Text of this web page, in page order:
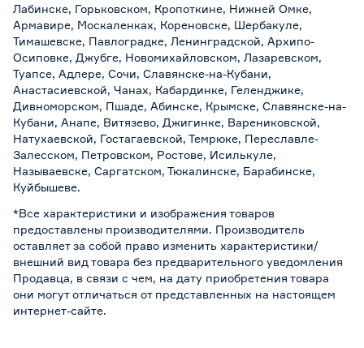
Лабинске, Горьковском, Кропоткине, Нижней Омке,
Армавире, Москаленках, Кореновске, Шербакуле,
Тимашевске, Павлоградке, Ленинградской, Архипо-
Осиповке, Джубге, Новомихайловском, Лазаревском,
Туапсе, Адлере, Сочи, Славянске-на-Кубани,
Анастасиевской, Чанах, Кабардинке, Геленджике,
Дивноморском, Пшаде, Абинске, Крымске, Славянске-на-
Кубани, Анапе, Витязево, Джигинке, Варениковской,
Натухаевской, Гостагаевской, Темрюке, Переславле-
Залесском, Петровском, Ростове, Исилькуле,
Называевске, Саргатском, Тюкалинске, Барабинске,
Куйбышеве.
*Все характеристики и изображения товаров
предоставлены производителями. Производитель
оставляет за собой право изменить характеристики/
внешний вид товара без предварительного уведомления
Продавца, в связи с чем, на дату приобретения товара
они могут отличаться от представленных на настоящем
интернет-сайте.